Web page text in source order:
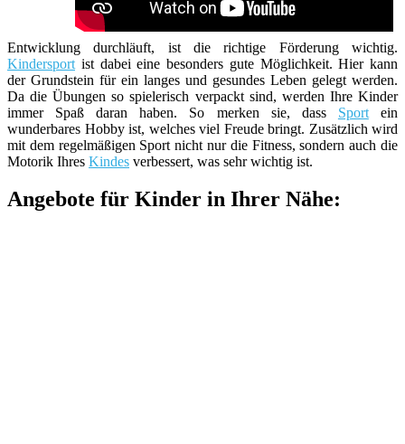
Entwicklung durchläuft, ist die richtige Förderung wichtig.
Kindersport ist dabei eine besonders gute Möglichkeit. Hier kann
der Grundstein für ein langes und gesundes Leben gelegt werden.
Da die Übungen so spielerisch verpackt sind, werden Ihre Kinder
immer Spaß daran haben. So merken sie, dass Sportein
wunderbares Hobby ist, welches viel Freude bringt. Zusätzlich wird
mit dem regelmäßigen Sport nicht nur die Fitness, sondern auch die
Motorik Ihres Kindes verbessert, was sehr wichtig ist.
Angebote für Kinder in Ihrer Nähe: